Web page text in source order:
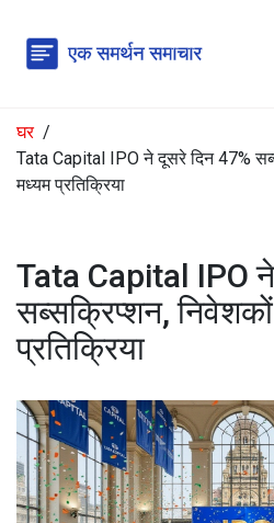
घर
Tata Capital IPO ने दूसरे दिन 47%
मध्यम प्रतिक्रिया
Tata Capital IPO
सब्सक्रिप्शन,
प्रतिक्रिया